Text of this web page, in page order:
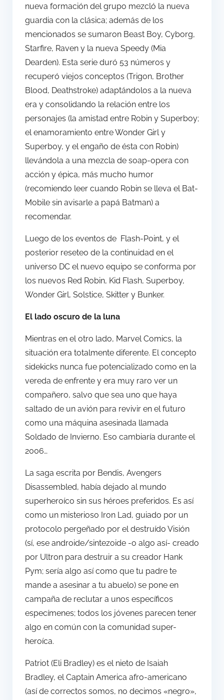
nueva formación del grupo mezcló la nueva
guardia con la clásica; además de los
mencionados se sumaron Beast Boy, Cyborg,
Starfire, Raven y la nueva Speedy (Mia
Dearden). Esta serie duró 53 números y
recuperó viejos conceptos (Trigon, Brother
Blood, Deathstroke) adaptándolos a la nueva
era y consolidando la relación entre los
personajes (la amistad entre Robin y Superboy;
el enamoramiento entre Wonder Girl y
Superboy, y el engaño de ésta con Robin)
llevándola a una mezcla de soap-opera con
acción y épica, más mucho humor
(recomiendo leer cuando Robin se lleva el Bat-
Mobile sin avisarle a papá Batman) a
recomendar.
Luego de los eventos de Flash-Point, y el
posterior reseteo de la continuidad en el
universo DC el nuevo equipo se conforma por
los nuevos Red Robin, Kid Flash, Superboy,
Wonder Girl, Solstice, Skitter y Bunker.
El lado oscuro de la luna
Mientras en el otro lado, Marvel Comics, la
situación era totalmente diferente. El concepto
sidekicks nunca fue potencializado como en la
vereda de enfrente y era muy raro ver un
compañero, salvo que sea uno que haya
saltado de un avión para revivir en el futuro
como una máquina asesinada llamada
Soldado de Invierno. Eso cambiaría durante el
2006…
La saga escrita por Bendis, Avengers
Disassembled, había dejado al mundo
superheroíco sin sus héroes preferidos. Es así
como un misterioso Iron Lad, guiado por un
protocolo pergeñado por el destruído Visión
(sí, ese androide/sintezoide -o algo así- creado
por Ultron para destruir a su creador Hank
Pym; sería algo así como que tu padre te
mande a asesinar a tu abuelo) se pone en
campaña de reclutar a unos específicos
especímenes; todos los jóvenes parecen tener
algo en común con la comunidad super-
heroíca.
Patriot (Eli Bradley) es el nieto de Isaiah
Bradley, el Captain America afro-americano
(así de correctos somos, no decimos «negro»,